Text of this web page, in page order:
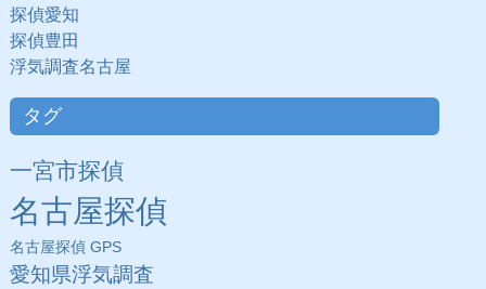
探偵愛知
探偵豊田
浮気調査名古屋
タグ
一宮市探偵
名古屋探偵
名古屋探偵 GPS
愛知県浮気調査